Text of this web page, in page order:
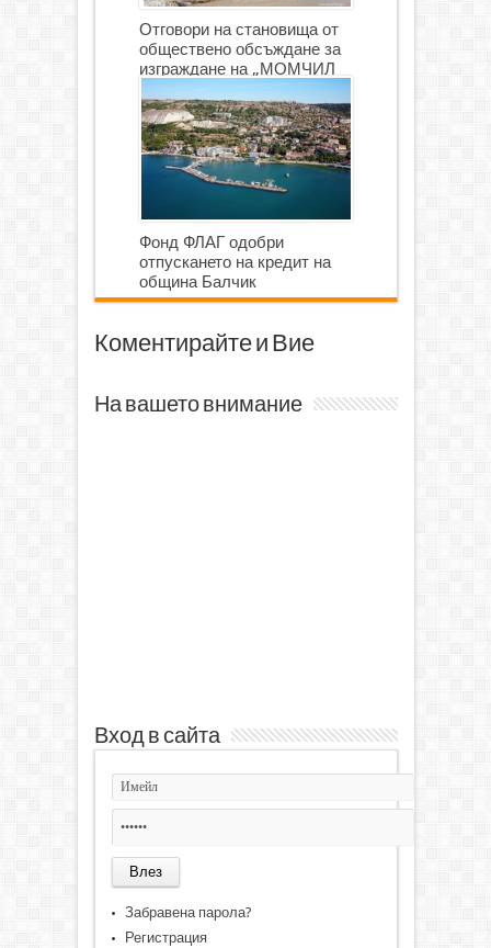
Отговори на становища от
обществено обсъждане за
изграждане на „МОМЧИЛ
ГОЛФ И ГОЛФ ИГРИЩЕ”
Фонд ФЛАГ одобри
отпускането на кредит на
община Балчик
Коментирайте и Вие
На вашето внимание
Вход в сайта
Забравена парола?
Регистрация